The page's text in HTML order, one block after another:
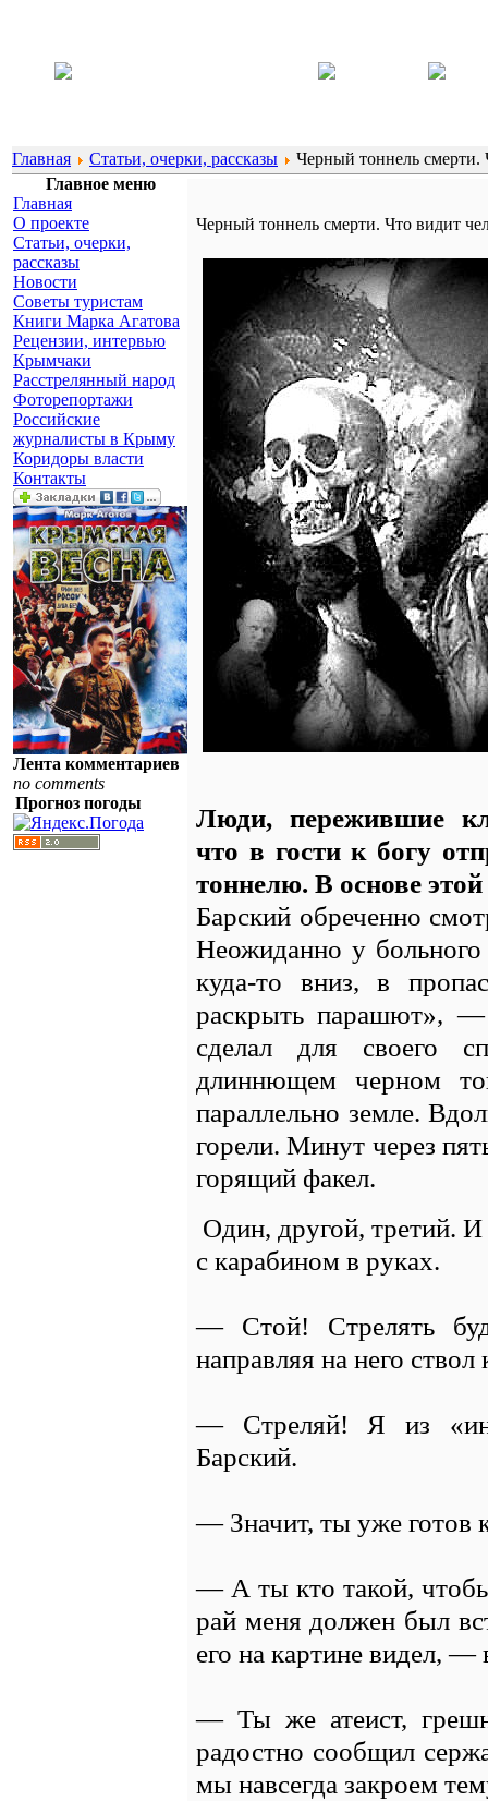
Главная Статьи, очерки, рассказы
Черный тоннель смерти.
Главное меню
Главная
О проекте
Статьи, очерки,
рассказы
Новости
Советы туристам
Книги Марка Агатова
Рецензии, интервью
Крымчаки
Расстрелянный народ
Фоторепортажи
Российские
журналисты в Крыму
Коридоры власти
Контакты
Лента комментариев
no comments
Прогноз погоды
Черный тоннель смерти. Что видит
Люди, пережившие
что в гости к богу
тоннелю. В основе
Барский обреченно
Неожиданно у больного
куда-то вниз, в
раскрыть парашют»,
сделал для своего
длиннющем черном
параллельно земле.
горели. Минут через
горящий факел.
Один, другой, третий.
с карабином в руках.
— Стой! Стрелять
направляя на него ствол
— Стреляй! Я из
Барский.
— Значит, ты уже готов
— А ты кто такой,
рай меня должен был
его на картине видел, —
— Ты же атеист,
радостно сообщил
мы навсегда закроем